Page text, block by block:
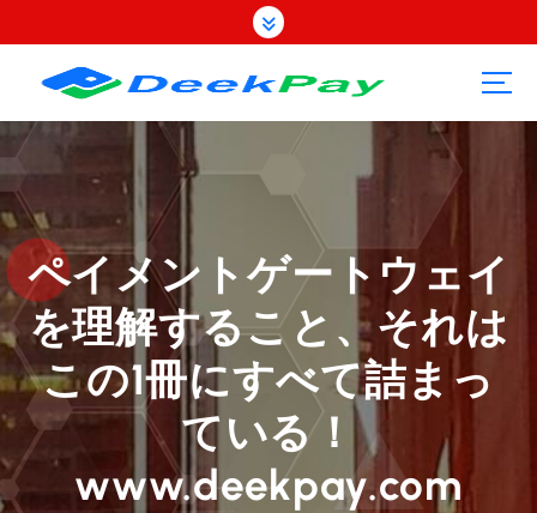
ン
ツ
ス
ッ
プ
ペイメントゲートウェイ
を理解すること、それは
この1冊にすべて詰まっ
ている！
www.deekpay.com